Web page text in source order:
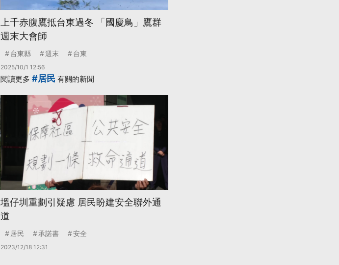
上千赤腹鷹抵台東過冬 「國慶鳥」鷹群
週末大會師
台東縣 週末 台東
2025/10/1 12:56
閱讀更多 #居民 有關的新聞
塭仔圳重劃引疑慮 居民盼建安全聯外通
道
居民 承諾書 安全
2023/12/18 12:31